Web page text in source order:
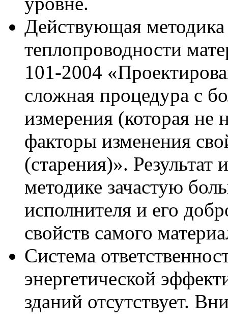
Действующая методика
теплопроводности
101-2004
сложная процедура с
измерения (которая не
факторы изменения
(старения)».
методике зачастую
исполнителя и его
свойств самого
Система
энергетической
зданий отсутствует.